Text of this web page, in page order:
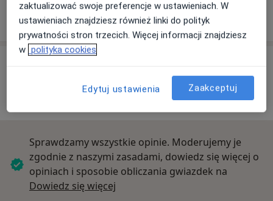
ul. Dąbrowskiego 87, 93-271 Łódź
Sprawdzamy wszystkie opinie. Moderujemy je
zgodnie z naszymi zasadami, dowiedz się więcej o
opiniach i sposobie obliczania gwiazdek na
Dowiedz się więcej
zaktualizować swoje preferencje w ustawieniach. W
ustawieniach znajdziesz również linki do polityk
prywatności stron trzecich. Więcej informacji znajdziesz
w polityka cookies
Edytuj ustawienia Zaakceptuj